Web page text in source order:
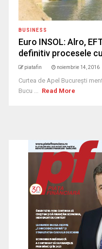
BUSINESS
Euro INSOL: Alro,
definitiv procesele
piatafin noiembrie 14, 2016
Curtea de Apel Bucureşti
Bucu ... Read More